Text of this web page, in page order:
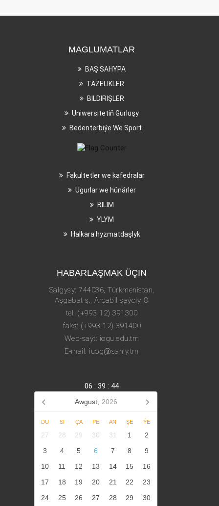
MAGLUMATLAR
BAŞ SAHYPA
TÄZELIKLER
BILDIRIŞLER
Uniwersitetiň Gurluşy
Bedenterbiýe We Sport
Fakultetler we kafedralar
Ugurlar we hünärler
BILIM
YLYM
Halkara hyzmatdaşlyk
HABARLAŞMAK ÜÇIN
Salgysy: 744036, Türkmenistan,
Aşgabat ş., Arçabil şaýoly, 8
tel: (+993 12) 391300
faks: (+993 12) 391400
Web-saýt: iogu.edu.tm
E-mail: iuog@sanly.tm
06 : 39 : 45
Awgust, 2026
DU SI ÇA PE AN ŞE ÝE
27 28 29 30 31 1
2
3
4 5 6 7 8
9
10
11 12 13 14 15
16
17
18 19 20 21 22
23
24
25 26 27 28 29 30